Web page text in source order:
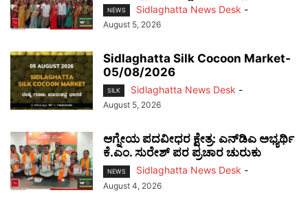
NEWS Sidlaghatta News Desk -
August 5, 2026
Sidlaghatta Silk Cocoon Market-
05/08/2026
SILK Sidlaghatta News Desk -
August 5, 2026
ಆಗ್ನೇಯ ಪದವೀಧರ ಕ್ಷೇತ್ರ: ಎನ್‌ಡಿಎ ಅಭ್ಯರ್ಥಿ
ಕೆ.ಎಂ. ಸುರೇಶ್ ಪರ ಪ್ರಚಾರ ಚುರುಕು
NEWS Sidlaghatta News Desk -
August 4, 2026